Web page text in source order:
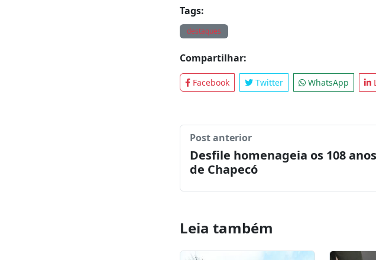
Seguros, BS Áudio, Cauduro
de Chapecó.
Fonte:EXTRA COMUNICA
Tags:
Compartilhar:
Facebook Twitter
Post anterior
Desfile homenageia os 108 anos
de Chapecó